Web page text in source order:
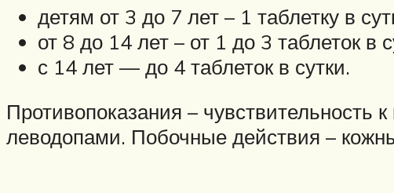
детям от 3 до 7 лет – 1 таблетку в
от 8 до 14 лет – от 1 до 3 таблеток в
с 14 лет — до 4 таблеток в сутки.
Противопоказания –
леводопами. Побочные действия –